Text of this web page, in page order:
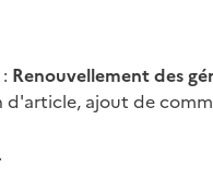
Renouvellement des
ajout de